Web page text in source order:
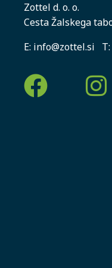
Zottel d. o. o.
Cesta Žalskega
E: info@zottel.si T: